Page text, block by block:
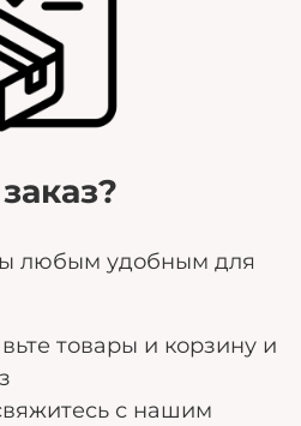
пожелания, которые
удовлетворить ваши
любым удобным для
товары и корзину и
с нашим